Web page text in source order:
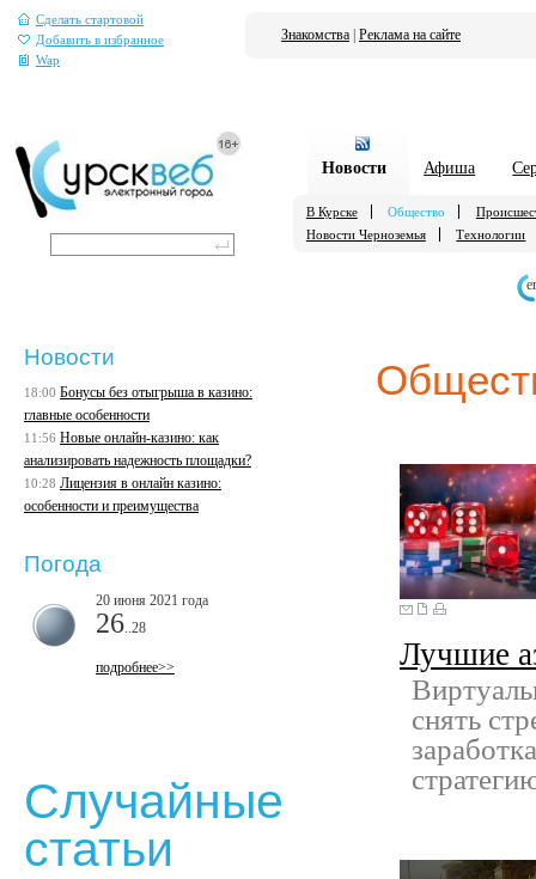
Сделать стартовой
Добавить в избранное
Wap
Знакомства Реклама на сайте
Новости Афиша
В Курске Общество
Новости Черноземья
Технологии
Лучшие
снять
Новости
18:00 Бонусы без отыгрыша в казино:
главные особенности
11:56 Новые онлайн-казино: как
анализировать надежность площадки?
10:28 Лицензия в онлайн казино:
особенности и преимущества
Погода
20 июня 2021 года
26 ..28
подробнее>>
Случайные
статьи